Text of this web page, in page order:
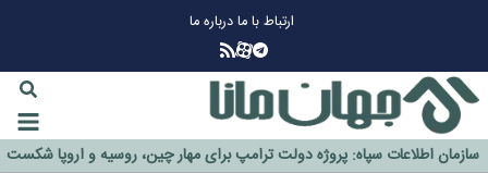
ارتباط با مادرباره ما
گزینه جدایی اوسمار روی میز مدیران پرسپولیس
آیا رئیس جمهور آمریکا قانون را دور می‌زند؟
اخراج رسمی چهره نامدار از پرسپولیس
سازمان اطلاعات سپاه: پروژه دولت ترامپ برای مهار چین، روسیه و اروپا شکست